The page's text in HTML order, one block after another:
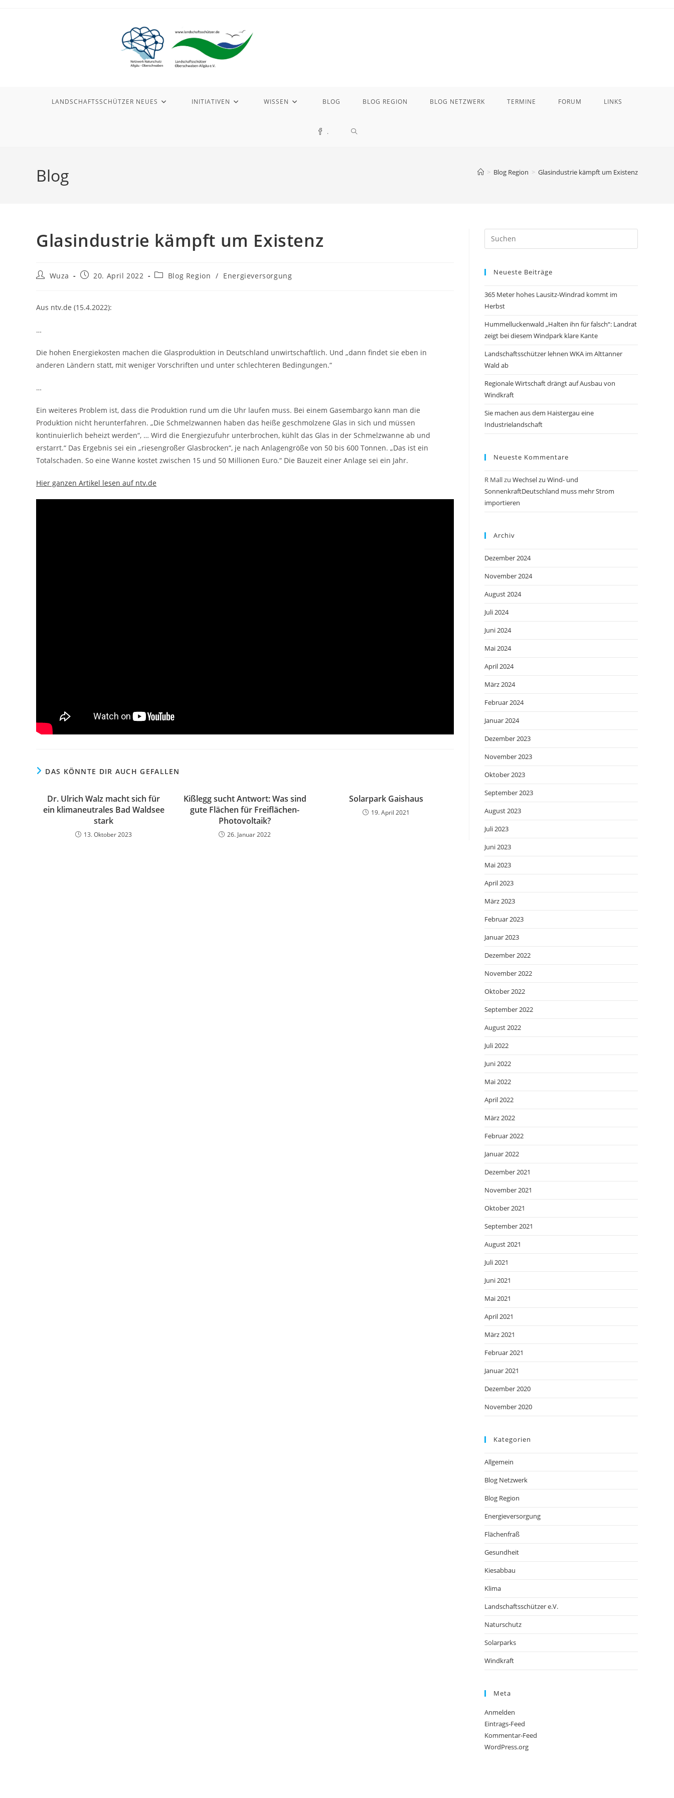
LANDSCHAFTSSCHÜTZER NEUES INITIATIVEN WISSEN BLOG BLOG REGION BLOG NETZWERK TERMINE FORUM LINKS
. WEBSITE-
Blog > Blog Region > Glasindustrie kämpft um Existenz
Glasindustrie kämpft um Existenz
Beitrags-
Wuza
Beitrag20. April 2022
Beitrags-
Blog Region / Energieversorgung
Aus ntv.de (15.4.2022):
…
Die hohen Energiekosten machen die Glasproduktion in Deutschland unwirtschaftlich. Und „dann findet sie eben in
anderen Ländern statt, mit weniger Vorschriften und unter schlechteren Bedingungen.“
…
Ein weiteres Problem ist, dass die Produktion rund um die Uhr laufen muss. Bei einem Gasembargo kann man die
Produktion nicht herunterfahren. „Die Schmelzwannen haben das heiße geschmolzene Glas in sich und müssen
kontinuierlich beheizt werden“, … Wird die Energiezufuhr unterbrochen, kühlt das Glas in der Schmelzwanne ab und
erstarrt.“ Das Ergebnis sei ein „riesengroßer Glasbrocken“, je nach Anlagengröße von 50 bis 600 Tonnen. „Das ist ein
Totalschaden. So eine Wanne kostet zwischen 15 und 50 Millionen Euro.“ Die Bauzeit einer Anlage sei ein Jahr.
Hier ganzen Artikel lesen auf ntv.de
DAS KÖNNTE DIR AUCH GEFALLEN
Dr. Ulrich Walz macht sich für
ein klimaneutrales Bad Waldsee
stark
13. Oktober 2023
Kißlegg sucht Antwort: Was sind
gute Flächen für Freiflächen-
Photovoltaik?
26. Januar 2022
Solarpark Gaishaus
19. April 2021
Neueste Beiträge
365 Meter hohes Lausitz-Windrad kommt im
Herbst
Hummelluckenwald „Halten ihn für falsch“: Landrat
zeigt bei diesem Windpark klare Kante
Landschaftsschützer lehnen WKA im Alttanner
Wald ab
Regionale Wirtschaft drängt auf Ausbau von
Windkraft
Sie machen aus dem Haistergau eine
Industrielandschaft
Neueste Kommentare
R Mallzu Wechsel zu Wind- und
SonnenkraftDeutschland muss mehr Strom
importieren
Archiv
Dezember 2024
November 2024
August 2024
Juli 2024
Juni 2024
Mai 2024
April 2024
März 2024
Februar 2024
Januar 2024
Dezember 2023
November 2023
Oktober 2023
September 2023
August 2023
Juli 2023
Juni 2023
Mai 2023
April 2023
März 2023
Februar 2023
Januar 2023
Dezember 2022
November 2022
Oktober 2022
September 2022
August 2022
Juli 2022
Juni 2022
Mai 2022
April 2022
März 2022
Februar 2022
Januar 2022
Dezember 2021
November 2021
Oktober 2021
September 2021
August 2021
Juli 2021
Juni 2021
Mai 2021
April 2021
März 2021
Februar 2021
Januar 2021
Dezember 2020
November 2020
Kategorien
Allgemein
Blog Netzwerk
Blog Region
Energieversorgung
Flächenfraß
Gesundheit
Kiesabbau
Klima
Landschaftsschützer e.V.
Naturschutz
Solarparks
Windkraft
Meta
Anmelden
Eintrags-Feed
Kommentar-Feed
WordPress.org